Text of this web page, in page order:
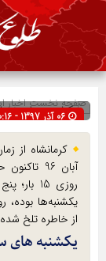
صفحه نخستاخبار
06 آذر 1397 - 10:16
شناسه : 12103
روزی 15
یکشنبه‌ها بوده،
از خاطره تلخ
یکشنبه های